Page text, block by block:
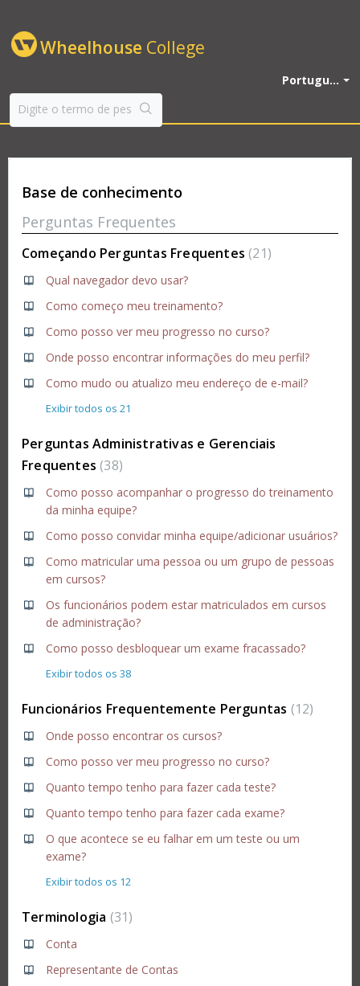
Wheelhouse College
Portugu...
Base de conhecimento
Perguntas Frequentes
Começando Perguntas Frequentes 21
Qual navegador devo usar?
Como começo meu treinamento?
Como posso ver meu progresso no curso?
Onde posso encontrar informações do meu perfil?
Como mudo ou atualizo meu endereço de e-mail?
Exibir todos os 21
Perguntas Administrativas e Gerenciais
Frequentes 38
Como posso acompanhar o progresso do treinamento
da minha equipe?
Como posso convidar minha equipe/adicionar usuários?
Como matricular uma pessoa ou um grupo de pessoas
em cursos?
Os funcionários podem estar matriculados em cursos
de administração?
Como posso desbloquear um exame fracassado?
Exibir todos os 38
Funcionários Frequentemente Perguntas 12
Onde posso encontrar os cursos?
Como posso ver meu progresso no curso?
Quanto tempo tenho para fazer cada teste?
Quanto tempo tenho para fazer cada exame?
O que acontece se eu falhar em um teste ou um
exame?
Exibir todos os 12
Terminologia 31
Conta
Representante de Contas